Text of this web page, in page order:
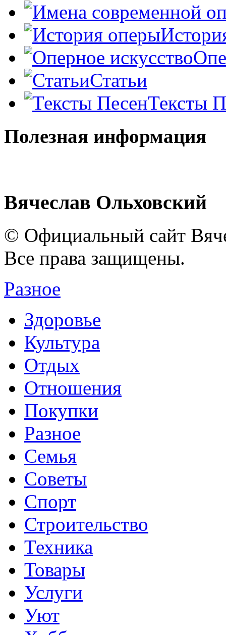
Статьи
Тексты
Полезная информация
Вячеслав Ольховский
© Официальный сайт
Все права защищены.
Разное
Здоровье
Культура
Отдых
Отношения
Покупки
Разное
Семья
Советы
Спорт
Строительство
Техника
Товары
Услуги
Уют